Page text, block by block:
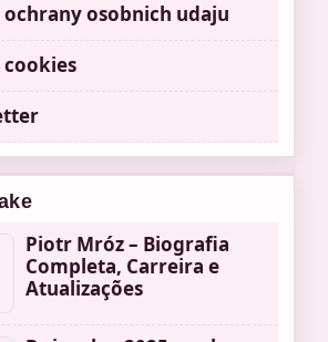
ochrany osobnich udaju
cookies
Piotr Mróz – Biografia
Completa, Carreira e
Atualizações